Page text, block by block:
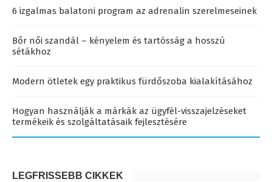
6 izgalmas balatoni program az adrenalin szerelmeseinek
Bőr női szandál – kényelem és tartósság a hosszú
sétákhoz
Modern ötletek egy praktikus fürdőszoba kialakításához
Hogyan használják a márkák az ügyfél-visszajelzéseket
termékeik és szolgáltatásaik fejlesztésére
LEGFRISSEBB CIKKEK